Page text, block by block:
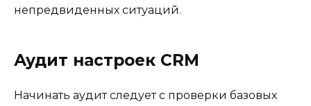
непредвиденных ситуаций.
Аудит настроек CRM
Начинать аудит следует с проверки базовых